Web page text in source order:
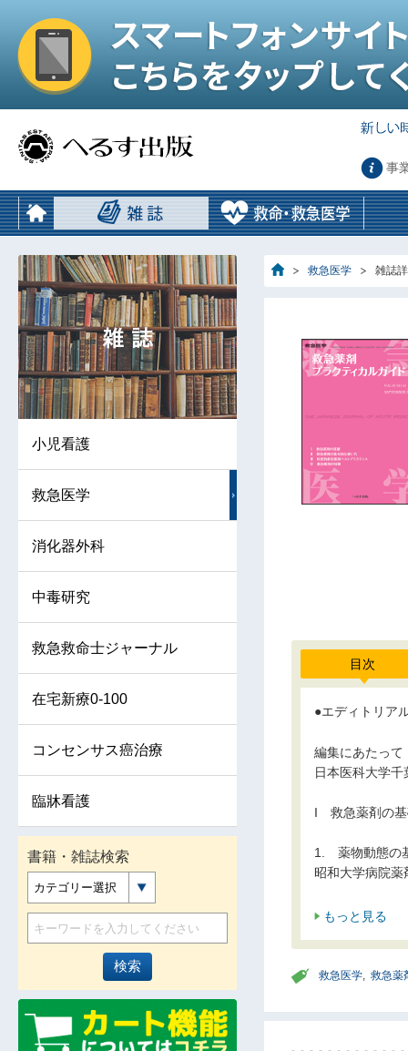
事
救急医学 雑誌
目次
●エディトリア
編集にあたって
日本医科大学
I 救急薬剤の
1. 薬物動態の
昭和大学病院
もっと見る
救急医学, 救急薬
小児看護
救急医学
消化器外科
中毒研究
救急救命士ジャーナル
在宅新療0-100
コンセンサス癌治療
臨牀看護
書籍・雑誌検索
カテゴリー選択